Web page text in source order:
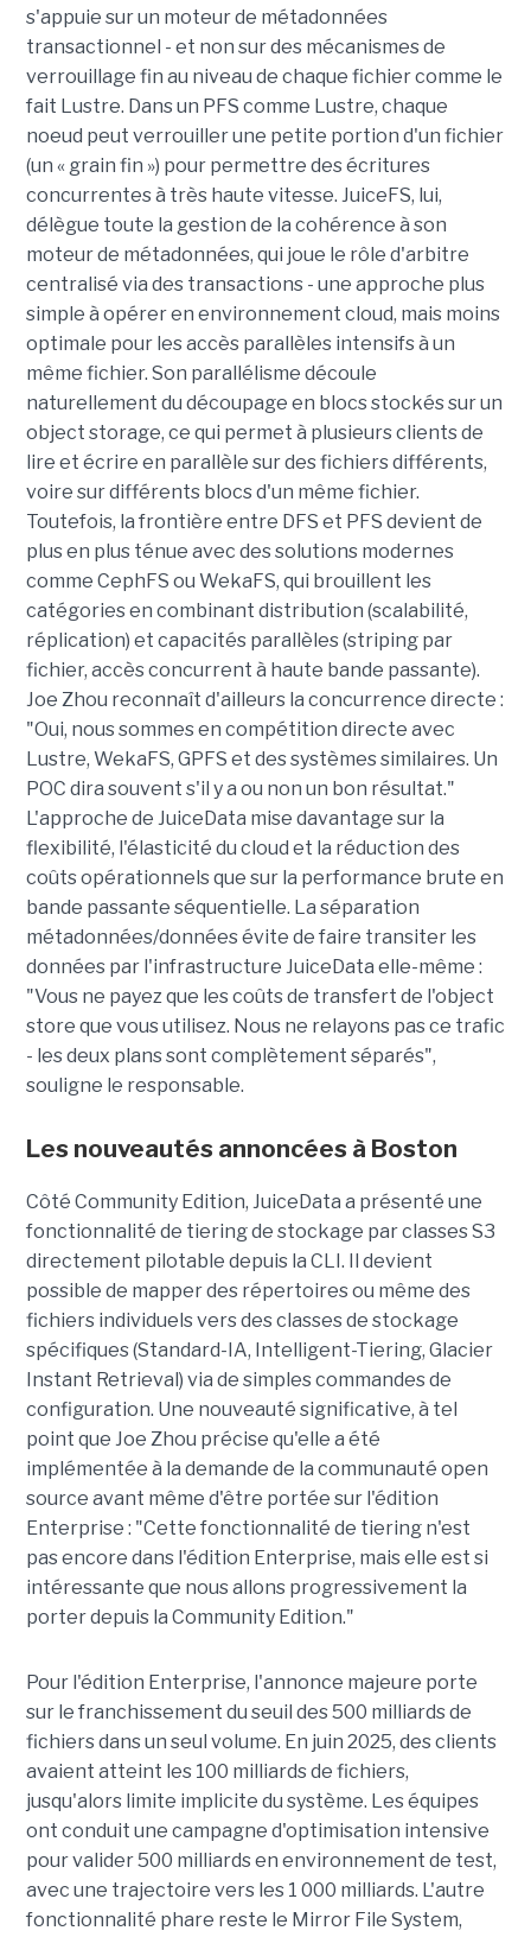
s'appuie sur un moteur de métadonnées
transactionnel - et non sur des mécanismes de
verrouillage fin au niveau de chaque fichier comme le
fait Lustre. Dans un PFS comme Lustre, chaque
noeud peut verrouiller une petite portion d'un fichier
(un « grain fin ») pour permettre des écritures
concurrentes à très haute vitesse. JuiceFS, lui,
délègue toute la gestion de la cohérence à son
moteur de métadonnées, qui joue le rôle d'arbitre
centralisé via des transactions - une approche plus
simple à opérer en environnement cloud, mais moins
optimale pour les accès parallèles intensifs à un
même fichier. Son parallélisme découle
naturellement du découpage en blocs stockés sur un
object storage, ce qui permet à plusieurs clients de
lire et écrire en parallèle sur des fichiers différents,
voire sur différents blocs d'un même fichier.
Toutefois, la frontière entre DFS et PFS devient de
plus en plus ténue avec des solutions modernes
comme CephFS ou WekaFS, qui brouillent les
catégories en combinant distribution (scalabilité,
réplication) et capacités parallèles (striping par
fichier, accès concurrent à haute bande passante).
Joe Zhou reconnaît d'ailleurs la concurrence directe :
"Oui, nous sommes en compétition directe avec
Lustre, WekaFS, GPFS et des systèmes similaires. Un
POC dira souvent s'il y a ou non un bon résultat."
L'approche de JuiceData mise davantage sur la
flexibilité, l'élasticité du cloud et la réduction des
coûts opérationnels que sur la performance brute en
bande passante séquentielle. La séparation
métadonnées/données évite de faire transiter les
données par l'infrastructure JuiceData elle-même :
"Vous ne payez que les coûts de transfert de l'object
store que vous utilisez. Nous ne relayons pas ce trafic
- les deux plans sont complètement séparés",
souligne le responsable.
Les nouveautés annoncées à Boston
Côté Community Edition, JuiceData a présenté une
fonctionnalité de tiering de stockage par classes S3
directement pilotable depuis la CLI. Il devient
possible de mapper des répertoires ou même des
fichiers individuels vers des classes de stockage
spécifiques (Standard-IA, Intelligent-Tiering, Glacier
Instant Retrieval) via de simples commandes de
configuration. Une nouveauté significative, à tel
point que Joe Zhou précise qu'elle a été
implémentée à la demande de la communauté open
source avant même d'être portée sur l'édition
Enterprise : "Cette fonctionnalité de tiering n'est
pas encore dans l'édition Enterprise, mais elle est si
intéressante que nous allons progressivement la
porter depuis la Community Edition."
Pour l'édition Enterprise, l'annonce majeure porte
sur le franchissement du seuil des 500 milliards de
fichiers dans un seul volume. En juin 2025, des clients
avaient atteint les 100 milliards de fichiers,
jusqu'alors limite implicite du système. Les équipes
ont conduit une campagne d'optimisation intensive
pour valider 500 milliards en environnement de test,
avec une trajectoire vers les 1 000 milliards. L'autre
fonctionnalité phare reste le Mirror File System,